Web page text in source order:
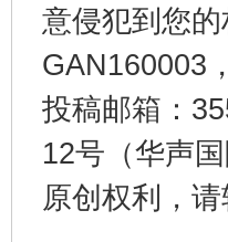
意侵犯到您
GAN160003
投稿邮箱：
12号（华声
原创权利，